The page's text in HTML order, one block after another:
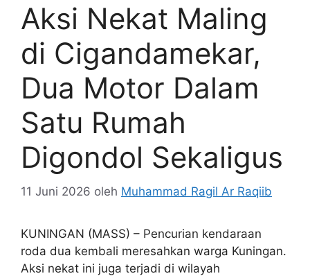
Aksi Nekat Maling
di Cigandamekar,
Dua Motor Dalam
Satu Rumah
Digondol Sekaligus
11 Juni 2026 oleh Muhammad Ragil Ar Raqiib
KUNINGAN (MASS) – Pencurian kendaraan
roda dua kembali meresahkan warga Kuningan.
Aksi nekat ini juga terjadi di wilayah